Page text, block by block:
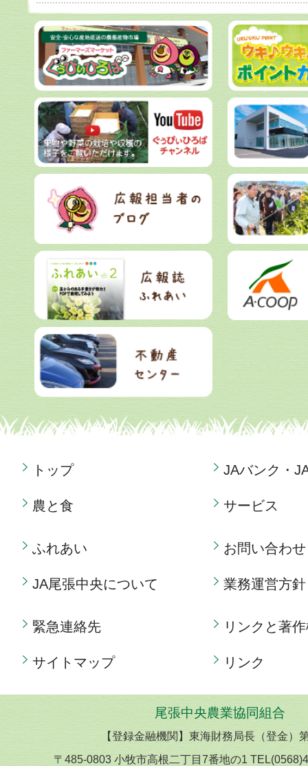
トップ
農と食
JAバンク・
サービス
ふれあい
JA尾張中央について
お問い合わせ
業務運営方針
緊急連絡先
サイトマップ
リンクと著
リンク
尾張中央農業協同組合
【登録金融機関】東海財務局長（登金）
〒485-0803 小牧市高根二丁目7番地の1